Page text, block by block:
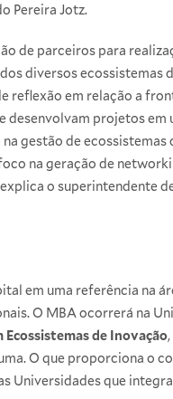
Pereira Jotz.
de parceiros para
diversos ecossistemas
reflexão em relação a
desenvolvam projetos em
gestão de
na geração de
o superintendente
em uma referência na
O MBA ocorrerá na
Ecossistemas de Inovação
O que proporciona o
Universidades que